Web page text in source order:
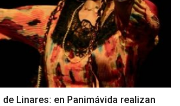
Linares: en Panimávida realizan